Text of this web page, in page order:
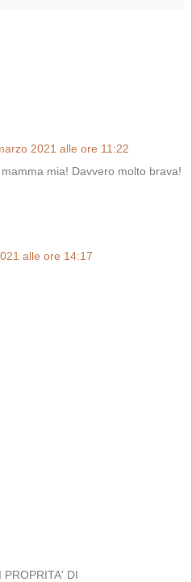
2021 alle ore 11:22
mia! Davvero molto brava!
alle ore 14:17
DI